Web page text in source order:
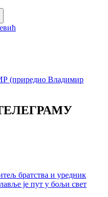
братства и уредник
је пут у бољи свет